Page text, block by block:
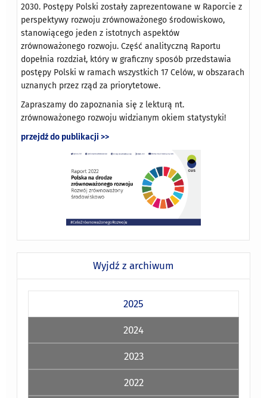
2030. Postępy Polski zostały zaprezentowane w Raporcie z
perspektywy rozwoju zrównoważonego środowiskowo,
stanowiącego jeden z istotnych aspektów
zrównoważonego rozwoju. Część analityczną Raportu
dopełnia rozdział, który w graficzny sposób przedstawia
postępy Polski w ramach wszystkich 17 Celów, w obszarach
uznanych przez rząd za priorytetowe.
Zapraszamy do zapoznania się z lekturą nt.
zrównoważonego rozwoju widzianym okiem statystyki!
przejdź do publikacji >>
Wyjdź z archiwum
2025
2024
2023
2022